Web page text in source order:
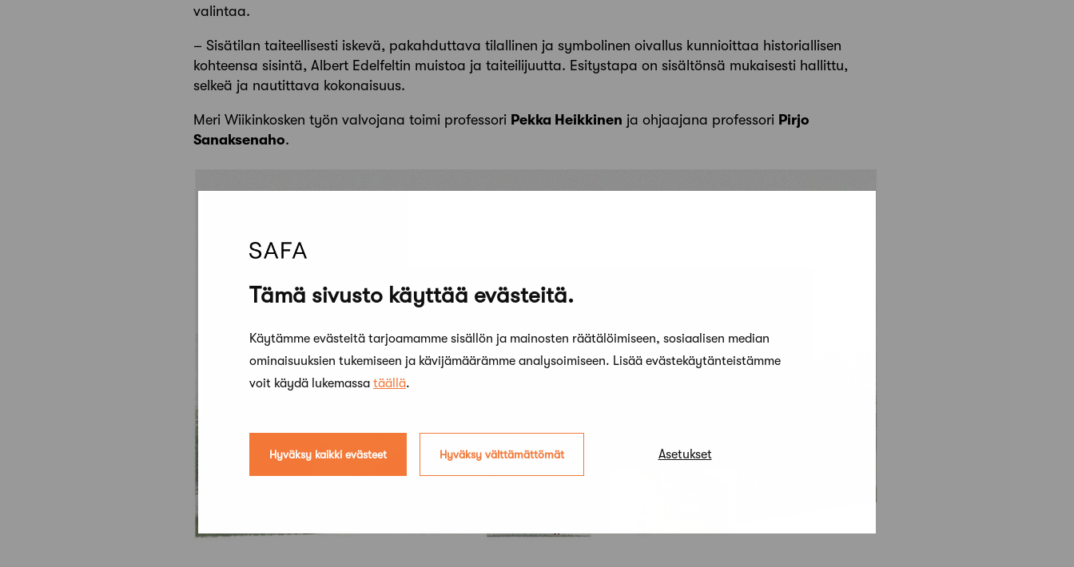
Tämä sivusto käyttää evästeitä.
Käytämme evästeitä tarjoamamme sisällön ja mainosten räätälöimiseen, sosiaalisen median
ominaisuuksien tukemiseen ja kävijämäärämme analysoimiseen. Lisää evästekäytänteistämme
voit käydä lukemassa täällä.
Hyväksy kaikki evästeet Hyväksy välttämättömät Asetukset
valintaa.
– Sisätilan taiteellisesti iskevä, pakahduttava tilallinen ja symbolinen oivallus kunnioittaa historiallisen
kohteensa sisintä, Albert Edelfeltin muistoa ja taiteilijuutta. Esitystapa on sisältönsä mukaisesti hallittu,
selkeä ja nautittava kokonaisuus.
Meri Wiikinkosken työn valvojana toimi professori Pekka Heikkinen ja ohjaajana professori Pirjo
Sanaksenaho.